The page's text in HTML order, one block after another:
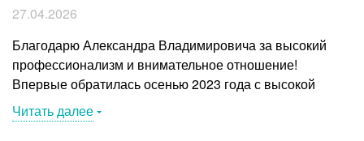
27.04.2026
Благодарю Александра Владимировича за высокий
профессионализм и внимательное отношение!
Впервые обратилась осенью 2023 года с высокой
температурой, слабостью, сильным кашлем
и затрудненным дыханием. Александр Владимирович
Читать далее